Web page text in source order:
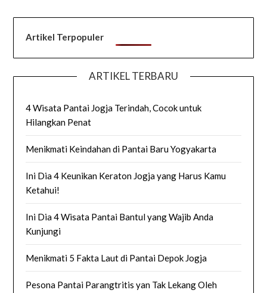
Artikel Terpopuler
ARTIKEL TERBARU
4 Wisata Pantai Jogja Terindah, Cocok untuk
Hilangkan Penat
Menikmati Keindahan di Pantai Baru Yogyakarta
Ini Dia 4 Keunikan Keraton Jogja yang Harus Kamu
Ketahui!
Ini Dia 4 Wisata Pantai Bantul yang Wajib Anda
Kunjungi
Menikmati 5 Fakta Laut di Pantai Depok Jogja
Pesona Pantai Parangtritis yan Tak Lekang Oleh